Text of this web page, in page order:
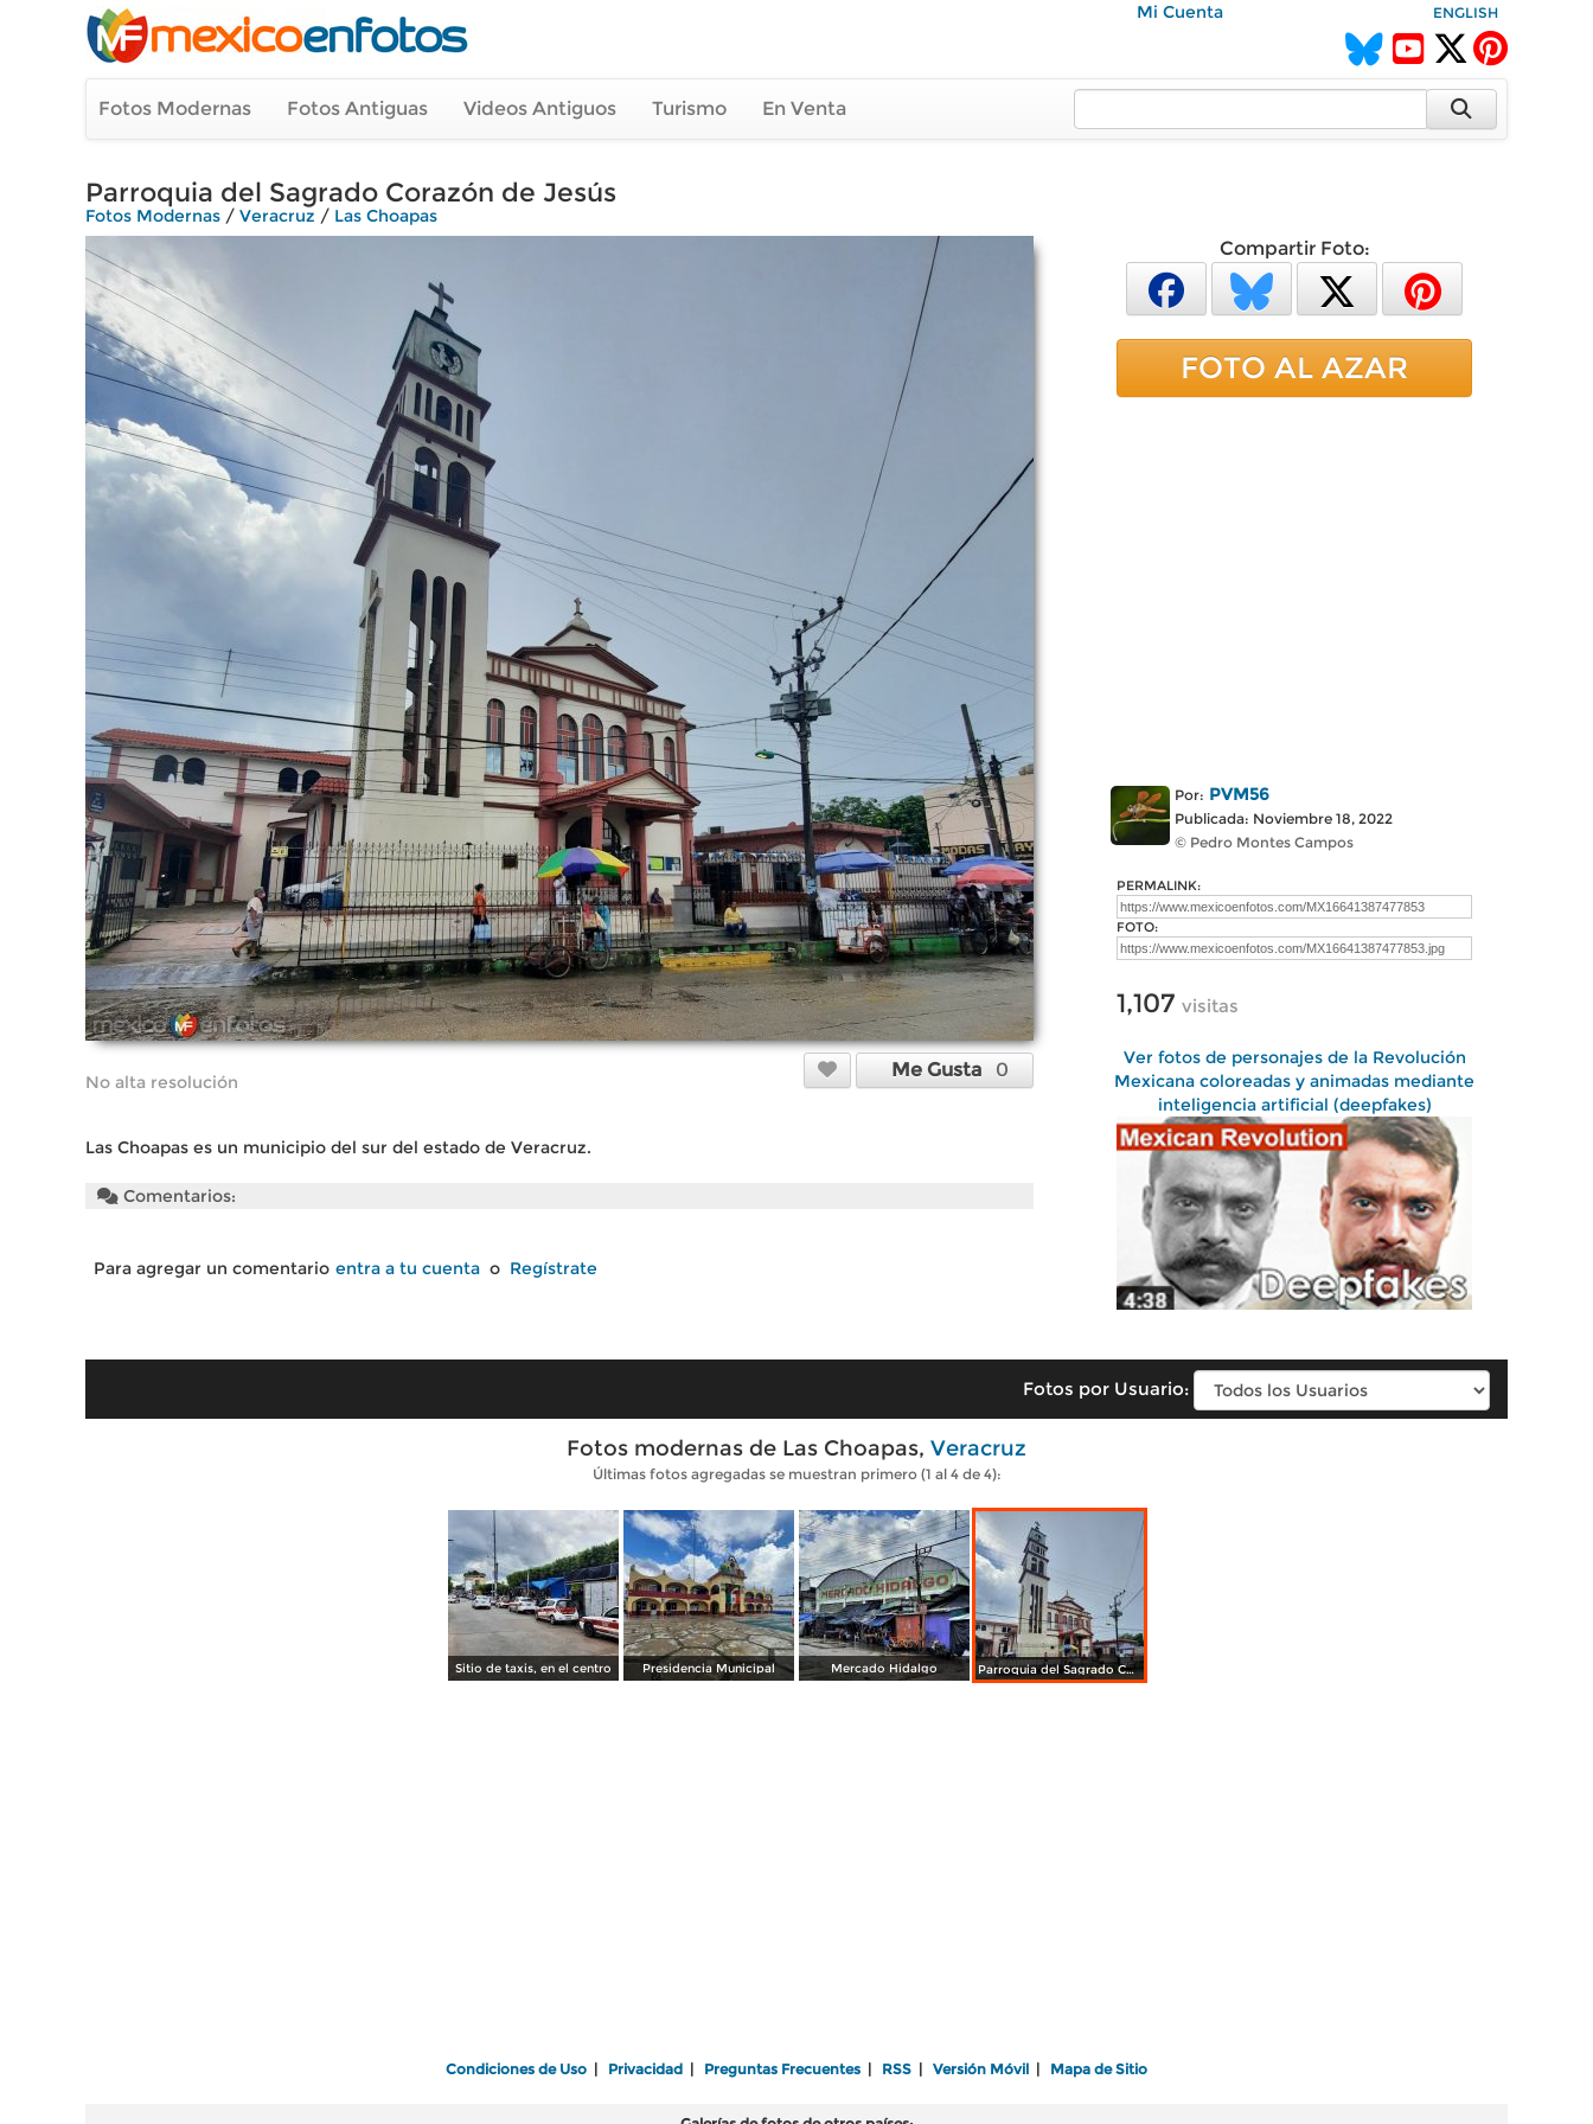
Mi Cuenta ENGLISH
Fotos Modernas Fotos Antiguas Videos Antiguos Turismo En Venta
Parroquia del Sagrado Corazón de Jesús
Fotos Modernas / Veracruz / Las Choapas
No alta resolución
Me Gusta 0
Las Choapas es un municipio del sur del estado de Veracruz.
Comentarios:
Para agregar un comentario entra a tu cuenta o Regístrate
Compartir Foto:
FOTO AL AZAR
Por: PVM56
Publicada: Noviembre 18, 2022
© Pedro Montes Campos
PERMALINK:
FOTO:
1,107 visitas
Ver fotos de personajes de la Revolución
Mexicana coloreadas y animadas mediante
inteligencia artificial (deepfakes)
Fotos por Usuario:
Fotos modernas de Las Choapas, Veracruz
Últimas fotos agregadas se muestran primero (1 al 4 de 4):
Sitio de taxis, en el centro Presidencia Municipal Mercado Hidalgo Parroquia del Sagrado Corazón de Jesús
Condiciones de Uso Privacidad Preguntas Frecuentes RSS Versión Móvil Mapa de Sitio